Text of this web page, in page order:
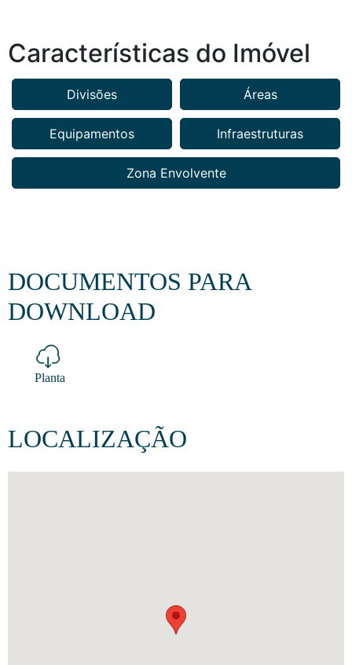
Características do Imóvel
Divisões Áreas
Equipamentos Infraestruturas
Zona Envolvente
DOCUMENTOS PARA
DOWNLOAD
Planta
LOCALIZAÇÃO